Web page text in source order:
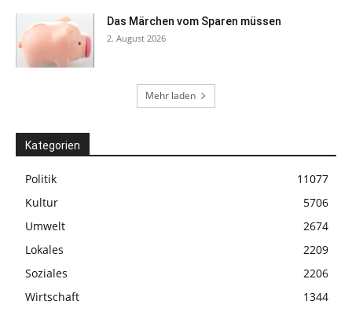
Das Märchen vom Sparen müssen
2. August 2026
Mehr laden
Kategorien
Politik
11077
Kultur
5706
Umwelt
2674
Lokales
2209
Soziales
2206
Wirtschaft
1344